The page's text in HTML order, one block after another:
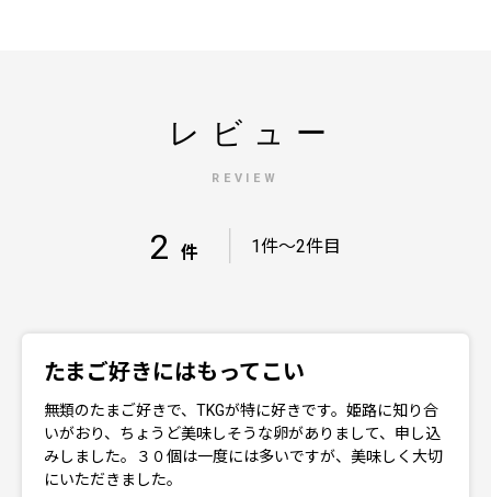
レビュー
REVIEW
2 件 1件～2件目
たまご好きにはもってこい
無類のたまご好きで、TKGが特に好きです。姫路に知り合
いがおり、ちょうど美味しそうな卵がありまして、申し込
みしました。３０個は一度には多いですが、美味しく大切
にいただきました。